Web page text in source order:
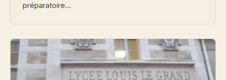
préparatoire…